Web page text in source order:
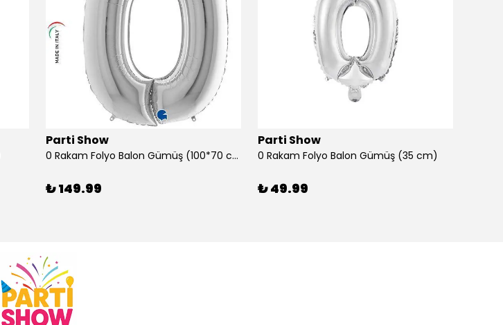
Parti Show
0 Rakam Folyo Balon Gümüş (100*70 cm)
₺ 149.99
Parti Show
0 Rakam Folyo Balon Gümüş (35 cm)
₺ 49.99